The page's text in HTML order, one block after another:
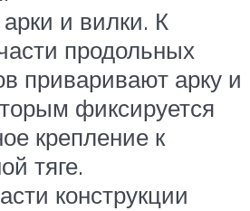
и вилки. К
продольных
приваривают арку и
фиксируется
крепление к
тяге.
конструкции